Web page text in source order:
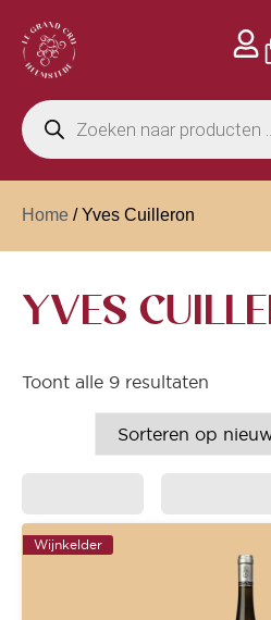
Home / Yves Cuilleron
YVES
Toont alle 9 resultaten
Wijnkelder